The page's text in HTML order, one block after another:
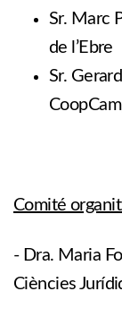
Sr. Marc
de l’Ebre
Sr.
Comité
- Dra. Maria
Ciències